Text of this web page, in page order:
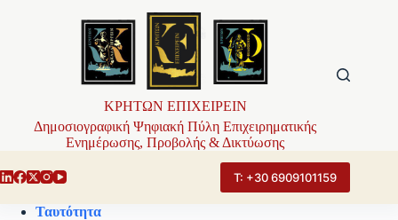
ΚΡΗΤΩΝ ΕΠΙΧΕΙΡΕΙΝ
Δημοσιογραφική Ψηφιακή Πύλη Επιχειρηματικής
Ενημέρωσης, Προβολής & Δικτύωσης
Τ: +30 6909101159
Ταυτότητα